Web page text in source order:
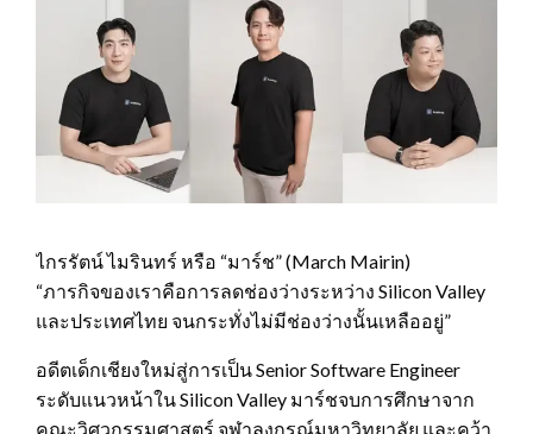
ไกรรัตน์ ไมรินทร์ หรือ “มาร์ช” (March Mairin)
“ภารกิจของเราคือการลดช่องว่างระหว่าง Silicon Valley
และประเทศไทย จนกระทั่งไม่มีช่องว่างนั้นเหลืออยู่”
อดีตเด็กเชียงใหม่สู่การเป็น Senior Software Engineer
ระดับแนวหน้าใน Silicon Valley มาร์ชจบการศึกษาจาก
คณะวิศวกรรมศาสตร์ จุฬาลงกรณ์มหาวิทยาลัย และคว้า